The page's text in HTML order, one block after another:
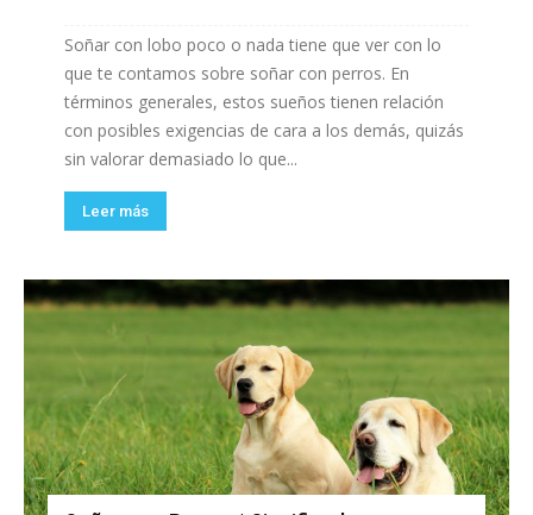
Soñar con lobo poco o nada tiene que ver con lo
que te contamos sobre soñar con perros. En
términos generales, estos sueños tienen relación
con posibles exigencias de cara a los demás, quizás
sin valorar demasiado lo que...
Leer más